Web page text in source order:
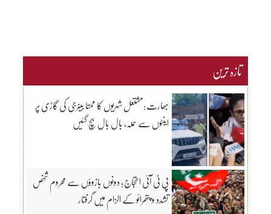
تازہ ترین
بھارت:مشتعل شہریوں کا ممتا بینرجی کی گاڑی پر
اینٹوں سے حملہ، بال بال بچ گئیں
پی ٹی آئی احتجاج؛ دونوں بازوؤں سے محروم شخص
تشدد و پتھرائو کے الزام میں گرفتار